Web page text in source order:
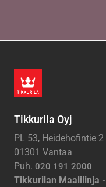
Tikkurila Oyj
PL 53, Heidehofintie 2
01301 Vantaa
Puh. 020 191 2000
Tikkurilan Maalilinja -